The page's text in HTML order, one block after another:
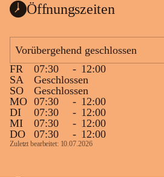
Öffnungszeiten
Vorübergehend geschlossen
FR
07:30 - 12:00
SA
Geschlossen
SO
Geschlossen
MO 07:30 - 12:00
DI
07:30 - 12:00
MI
07:30 - 12:00
DO
07:30 - 12:00
Zuletzt bearbeitet: 10.07.2026